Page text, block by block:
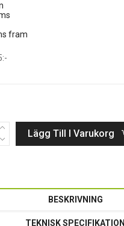
fram
Lägg Till I Varukorg
BESKRIVNING
TEKNISK SPECIFIKATION